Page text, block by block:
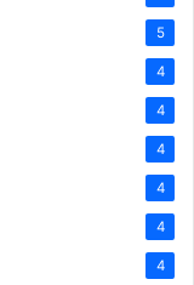
5
4
4
4
4
4
4